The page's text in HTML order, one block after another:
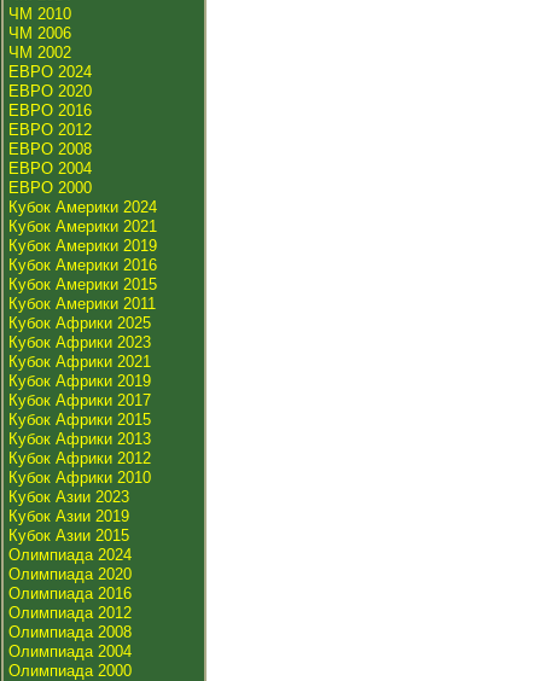
ЧМ 2010
ЧМ 2006
ЧМ 2002
ЕВРО 2024
ЕВРО 2020
ЕВРО 2016
ЕВРО 2012
ЕВРО 2008
ЕВРО 2004
ЕВРО 2000
Кубок Америки 2024
Кубок Америки 2021
Кубок Америки 2019
Кубок Америки 2016
Кубок Америки 2015
Кубок Америки 2011
Кубок Африки 2025
Кубок Африки 2023
Кубок Африки 2021
Кубок Африки 2019
Кубок Африки 2017
Кубок Африки 2015
Кубок Африки 2013
Кубок Африки 2012
Кубок Африки 2010
Кубок Азии 2023
Кубок Азии 2019
Кубок Азии 2015
Олимпиада 2024
Олимпиада 2020
Олимпиада 2016
Олимпиада 2012
Олимпиада 2008
Олимпиада 2004
Олимпиада 2000